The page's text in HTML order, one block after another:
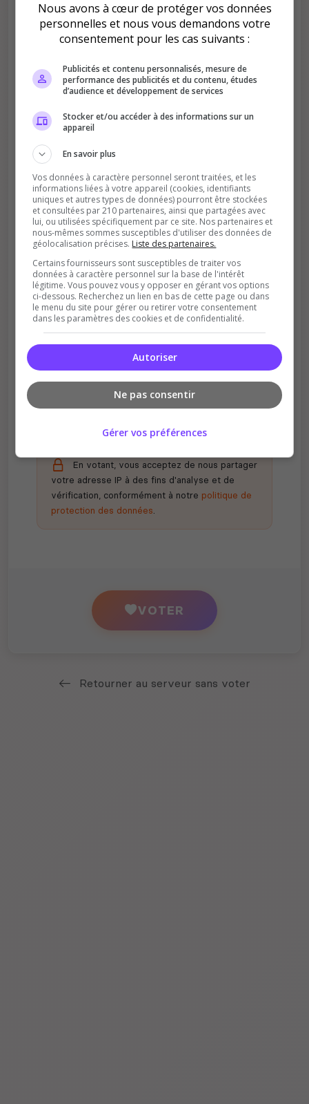
Améliore le classement
Votre vote aide le serveur à monter dans le
Soutient la communauté
Plus de visibilité = plus de joueurs
Récompenses possibles
Certains serveurs offrent des bonus aux
votants
En votant, vous acceptez de nous partager
votre adresse IP à des fins d'analyse et de
vérification, conformément à notre politique de
protection des données.
VOTER
Retourner au serveur sans voter
Nous avons à cœur de protéger vos données
personnelles et nous vous demandons votre
consentement pour les cas suivants :
Publicités et contenu personnalisés, mesure de
performance des publicités et du contenu, études
d’audience et développement de services
Stocker et/ou accéder à des informations sur un
appareil
En savoir plus
Vos données à caractère personnel seront traitées, et les
informations liées à votre appareil (cookies, identifiants
uniques et autres types de données) pourront être stockées
et consultées par 210 partenaires, ainsi que partagées avec
lui, ou utilisées spécifiquement par ce site. Nos partenaires et
nous-mêmes sommes susceptibles d'utiliser des données de
géolocalisation précises. Liste des partenaires.
Certains fournisseurs sont susceptibles de traiter vos
données à caractère personnel sur la base de l'intérêt
légitime. Vous pouvez vous y opposer en gérant vos options
ci-dessous. Recherchez un lien en bas de cette page ou dans
le menu du site pour gérer ou retirer votre consentement
dans les paramètres des cookies et de confidentialité.
Autoriser
Ne pas consentir
Gérer vos préférences